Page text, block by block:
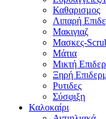
Καθαρισμος
Λιπαρή
Μακιγιαζ
Μασκες-
Μάτια
Μικτή
Ξηρή
Ρυτιδες
Σύσφιξη
Καλοκαίρι